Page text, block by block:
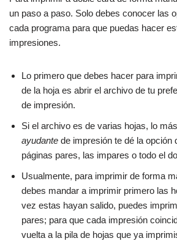
un paso a paso. Solo debes conocer las
cada programa para que puedas hacer
impresiones.
Lo primero que debes hacer para
de la hoja es abrir el archivo de tu
de impresión.
Si el archivo es de varias hojas, lo
ayudante de impresión te dé la opción
páginas pares, las impares o todo el
Usualmente, para imprimir de forma
debes mandar a imprimir primero las
vez estas hayan salido, puedes
pares; para que cada impresión
vuelta a la pila de hojas que ya